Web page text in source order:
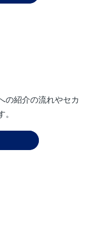
の紹介の流れやセカ